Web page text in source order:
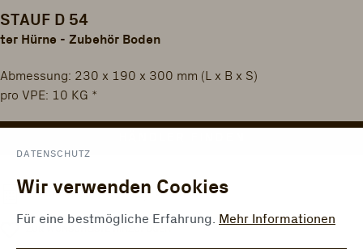
STAUF D 54
ter Hürne - Zubehör Boden
Abmessung: 230 x 190 x 300 mm (L x B x S)
pro VPE: 10 KG *
FLÄCHENRECHNER VERGLEICHEN
ZUR WUNSCHLISTE HINZUFÜGEN
DATENSCHUTZ
Wir verwenden Cookies
Für eine bestmögliche Erfahrung. Mehr Informationen